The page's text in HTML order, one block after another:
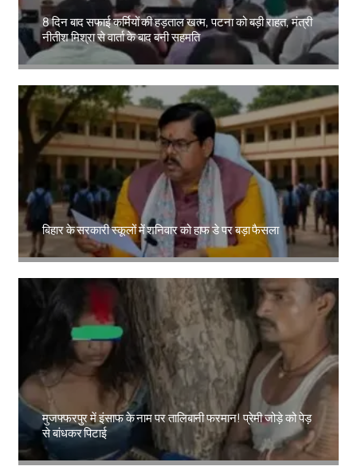
8 दिन बाद सफाई कर्मियों की हड़ताल खत्म, पटना को बड़ी राहत, मंत्री
नीतीश मिश्रा से वार्ता के बाद बनी सहमति
Amit Lekh
बिहार के सरकारी स्कूलों में शनिवार को हाफ डे पर बड़ा फैसला
Amit Lekh
मुजफ्फरपुर में इंसाफ के नाम पर तालिबानी फरमान! प्रेमी जोड़े को पेड़
से बांधकर पिटाई
Amit Lekh